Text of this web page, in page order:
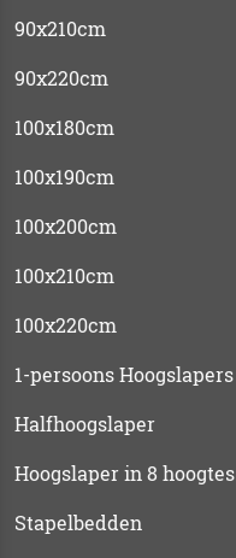
90x210cm
90x220cm
100x180cm
100x190cm
100x200cm
100x210cm
100x220cm
1-persoons Hoogslapers
Halfhoogslaper
Hoogslaper in 8 hoogtes
Stapelbedden